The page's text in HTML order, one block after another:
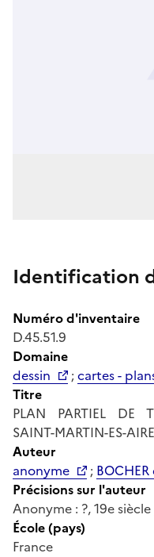
Identification
Numéro d'inventaire
D.45.51.9
Domaine
dessin
;cartes -
Titre
PLAN PARTIEL DE
SAINT-MARTIN-ES-
Auteur
anonyme
;
Précisions sur l'auteur
Anonyme : ?, 19e siècle
École (pays)
France